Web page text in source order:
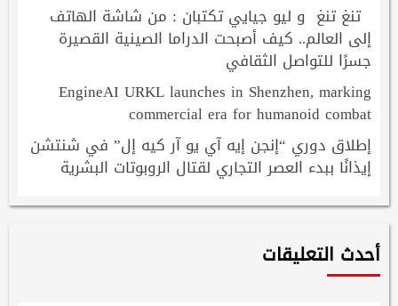
تنغ تنغ و ليو جيايي تكتبان : من شاشة الهاتف
إلى العالم.. كيف أصبحت الدراما الصينية القصيرة
جسرًا للتواصل الثقافي
EngineAI URKL launches in Shenzhen, marking
commercial era for humanoid combat
إطلاق دوري “إنجن إيه آي يو آر كيه إل” في شنتشن
إيذانًا ببدء العصر التجاري لقتال الروبوتات البشرية
أحدث التعليقات